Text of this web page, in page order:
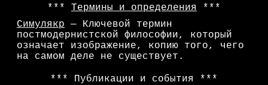
Термины и определения
Симулякр — Ключевой термин
постмодернистской философии, который
означает изображение, копию того, чего
на самом деле не существует.
Публикации и события